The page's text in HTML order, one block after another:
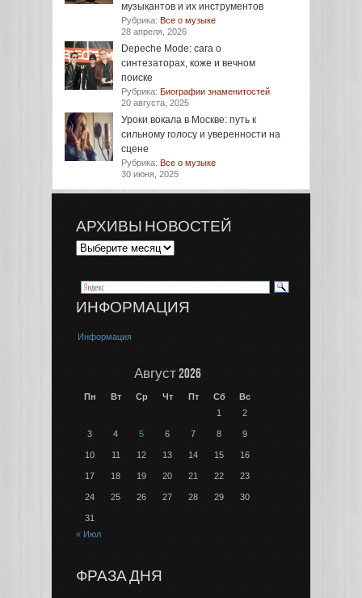
музыкантов и их инструментов
Рубрика: Все о музыке
28 апреля, 2026
Depeche Mode: сага о
синтезаторах, коже и вечном
поиске
Рубрика: Биографии знаменитостей
20 августа, 2025
Уроки вокала в Москве: путь к
сильному голосу и уверенности на
сцене
Рубрика: Все о музыке
30 июня, 2025
АРХИВЫ НОВОСТЕЙ
ИНФОРМАЦИЯ
Информация
Август 2026
Пн Вт Ср Чт Пт Сб
Вс
1
2
3 4 5 6 7 8 9
10 11 12 13 14 15 16
17 18 19 20 21 22 23
24 25 26 27 28 29 30
31
« Июл
ФРАЗА ДНЯ